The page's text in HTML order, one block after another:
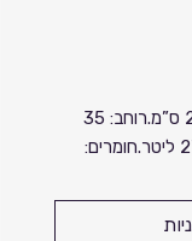
מידות:גובה: 46 ס”מ.אורך: 27 ס”מ.רוחב: 35
ס”מ.משקל: 1.1 ק”ג.תכולה: 27 ליטר.חומרים:
ס”מ/ 16 אינץ’.תא נוסף לאחסון
קינדל,